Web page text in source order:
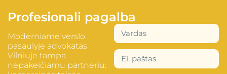
Profesionali pagalba
Moderniame verslo
pasaulyje advokatas
Vilniuje tampa
nepakeičiamu partneriu: